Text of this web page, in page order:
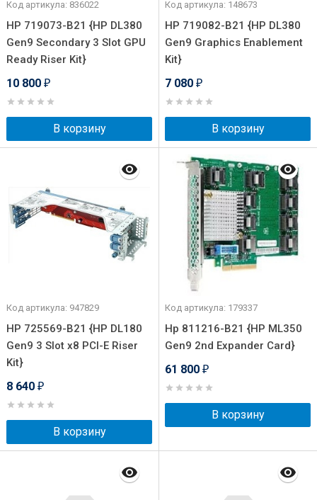
Код артикула: 836022
HP 719073-B21 {HP DL380
Gen9 Secondary 3 Slot GPU
Ready Riser Kit}
10 800 ₽
В корзину
Код артикула: 148673
HP 719082-B21 {HP DL380
Gen9 Graphics Enablement
Kit}
7 080 ₽
В корзину
Код артикула: 947829
HP 725569-B21 {HP DL180
Gen9 3 Slot x8 PCI-E Riser
Kit}
8 640 ₽
В корзину
Код артикула: 179337
Hp 811216-B21 {HP ML350
Gen9 2nd Expander Card}
61 800 ₽
В корзину